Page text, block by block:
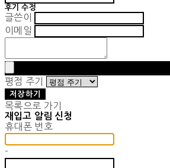
후기 수정
글쓴이
이메일
평점 주기
저장하기
목록으로 가기
재입고 알림 신청
휴대폰 번호
-